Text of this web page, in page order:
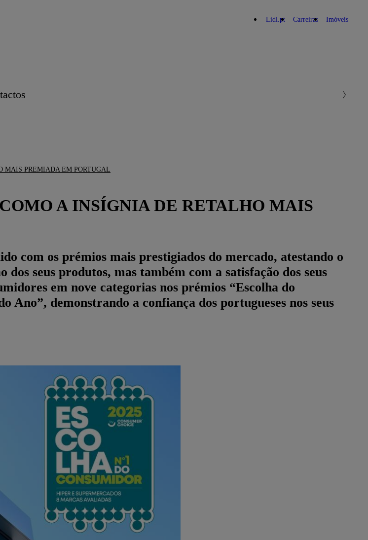
Lidl.pt Carreiras Imóveis
MAIS PREMIADA EM PORTUGAL
A INSÍGNIA DE RETALHO MAIS
com os prémios mais prestigiados do mercado, atestando o
seus produtos, mas também com a satisfação dos seus
em nove categorias nos prémios “Escolha do
Ano”, demonstrando a confiança dos portugueses nos seus